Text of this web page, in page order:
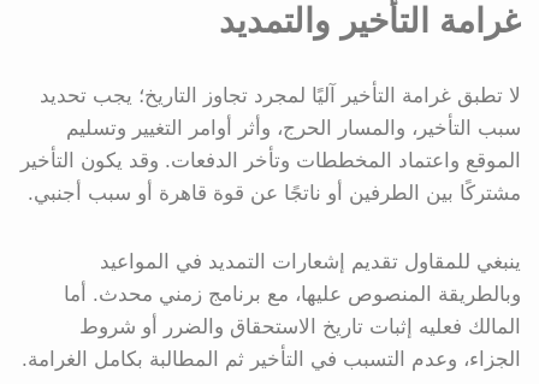
غرامة التأخير والتمديد
لا تطبق غرامة التأخير آليًا لمجرد تجاوز التاريخ؛ يجب تحديد
سبب التأخير، والمسار الحرج، وأثر أوامر التغيير وتسليم
الموقع واعتماد المخططات وتأخر الدفعات. وقد يكون التأخير
مشتركًا بين الطرفين أو ناتجًا عن قوة قاهرة أو سبب أجنبي.
ينبغي للمقاول تقديم إشعارات التمديد في المواعيد
وبالطريقة المنصوص عليها، مع برنامج زمني محدث. أما
المالك فعليه إثبات تاريخ الاستحقاق والضرر أو شروط
الجزاء، وعدم التسبب في التأخير ثم المطالبة بكامل الغرامة.